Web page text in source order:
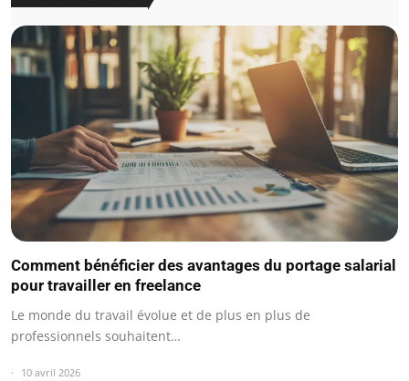
Comment bénéficier des avantages du portage salarial
pour travailler en freelance
Le monde du travail évolue et de plus en plus de
professionnels souhaitent…
10 avril 2026